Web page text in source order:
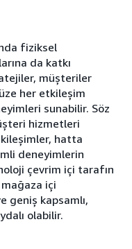
fiziksel
da katkı
müşteriler
her etkileşim
sunabilir. Söz
hizmetleri
hatta
deneyimlerin
çevrim içi tarafın
içi
geniş kapsamlı,
olabilir.